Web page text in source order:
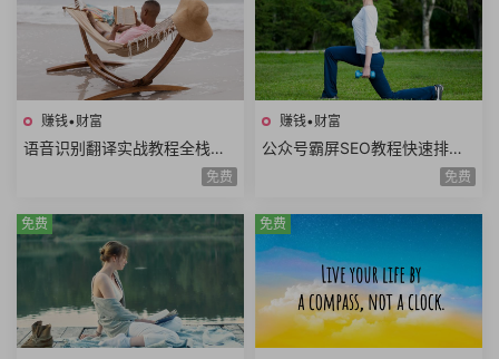
赚钱•财富
语音识别翻译实战教程全栈开
发技术前后端架构设计副业赚
免费
赚钱•财富
公众号霸屏SEO教程快速排名
原理昵称内容霸屏高级霸屏拦
免费
免费 免费